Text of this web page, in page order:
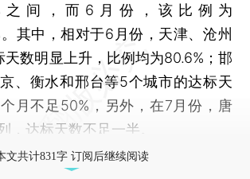
之间，而6月份，该比例为
其中，相对于6月份，天津、沧州
天数明显上升，比例均为80.6%；邯
、衡水和邢台等5个城市的达标天
月不足50%，另外，在7月份，唐
，达标天数不足一半。
文共计831字 订阅后继续阅读